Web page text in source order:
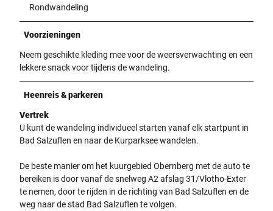
Rondwandeling
Voorzieningen
Neem geschikte kleding mee voor de weersverwachting en een
lekkere snack voor tijdens de wandeling.
Heenreis & parkeren
Vertrek
U kunt de wandeling individueel starten vanaf elk startpunt in
Bad Salzuflen en naar de Kurparksee wandelen.
De beste manier om het kuurgebied Obernberg met de auto te
bereiken is door vanaf de snelweg A2 afslag 31/Vlotho-Exter
te nemen, door te rijden in de richting van Bad Salzuflen en de
weg naar de stad Bad Salzuflen te volgen.